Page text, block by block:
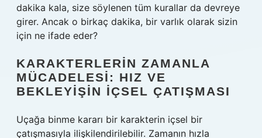
dakika kala, size söylenen tüm kurallar da devreye
girer. Ancak o birkaç dakika, bir varlık olarak sizin
için ne ifade eder?
KARAKTERLERIN ZAMANLA
MÜCADELESI: HIZ VE
BEKLEYIŞIN İÇSEL ÇATIŞMASI
Uçağa binme kararı bir karakterin içsel bir
çatışmasıyla ilişkilendirilebilir. Zamanın hızla